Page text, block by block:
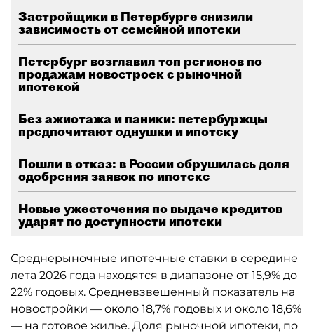
Застройщики в Петербурге снизили
зависимость от семейной ипотеки
Петербург возглавил топ регионов по
продажам новостроек с рыночной
ипотекой
Без ажиотажа и паники: петербуржцы
предпочитают однушки и ипотеку
Пошли в отказ: в России обрушилась доля
одобрения заявок по ипотеке
Новые ужесточения по выдаче кредитов
ударят по доступности ипотеки
Среднерыночные ипотечные ставки в середине
лета 2026 года находятся в диапазоне от 15,9% до
22% годовых. Средневзвешенный показатель на
новостройки — около 18,7% годовых и около 18,6%
— на готовое жильё. Доля рыночной ипотеки, по